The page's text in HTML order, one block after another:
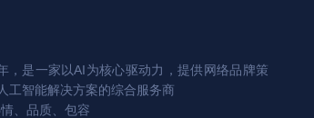
，是一家以AI为核心驱动力，提供网络品牌策
工智能解决方案的综合服务商
、品质、包容